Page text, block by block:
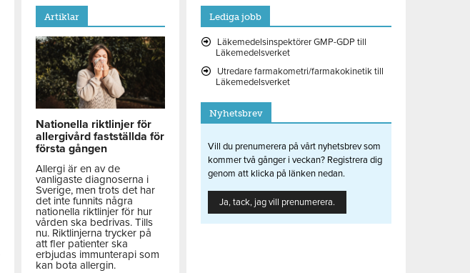
Artiklar
Nationella riktlinjer för
allergivård fastställda för
första gången
Allergi är en av de
vanligaste diagnoserna i
Sverige, men trots det har
det inte funnits några
nationella riktlinjer för hur
vården ska bedrivas. Tills
nu. Riktlinjerna trycker på
att fler patienter ska
erbjudas immunterapi som
kan bota allergin.
Lediga jobb
Läkemedelsinspektörer GMP-GDP till
Läkemedelsverket
Utredare farmakometri/farmakokinetik till
Läkemedelsverket
Nyhetsbrev
Vill du prenumerera på vårt nyhetsbrev som
kommer två gånger i veckan? Registrera dig
genom att klicka på länken nedan.
Ja, tack, jag vill prenumerera.